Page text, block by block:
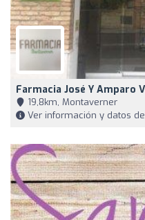
Farmacia José Y Amparo
19,8km, Montaverner
Ver información y datos